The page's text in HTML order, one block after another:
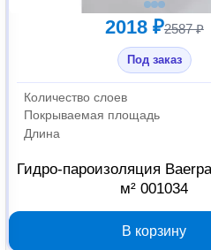
2018 ₽2587 ₽
Под заказ
Количество слоев
Покрываемая площадь
Длина
Гидро-пароизоляция
м² 001034
В корзину